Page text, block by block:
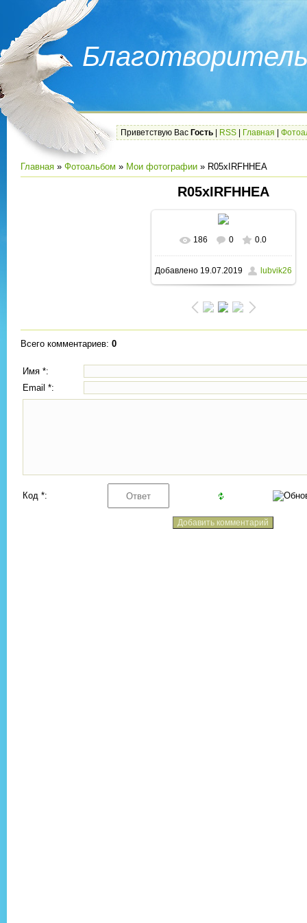
Приветствую Вас Гость RSS Главная
Главная » Фотоальбом » Мои фотографии » R05xIRFHHEA
R05xIRFHHEA
В реальном размере
1280x960/ 103.7Kb
186 0 0.0
Добавлено19.07.2019 lubvik26
Всего комментариев: 0
Имя *:
Email *:
Код *: